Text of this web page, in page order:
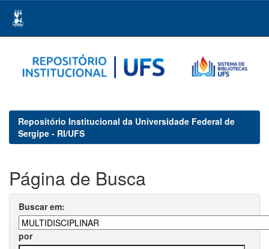
navigation
Repositório Institucional da Universidade Federal de
Sergipe - RI/UFS
Página de Busca
Buscar em:
por